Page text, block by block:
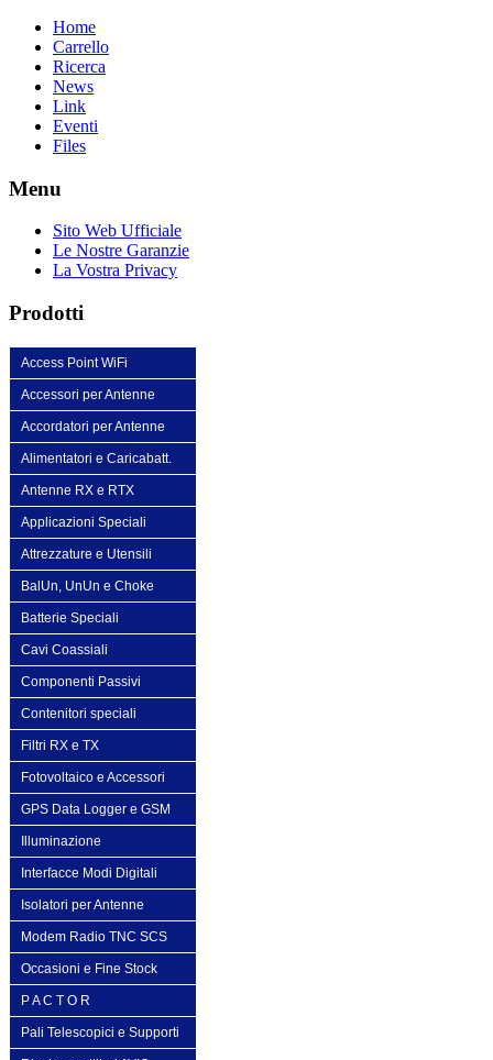
Home
Carrello
Ricerca
News
Link
Eventi
Files
Menu
Sito Web Ufficiale
Le Nostre Garanzie
La Vostra Privacy
Prodotti
Access Point WiFi
Accessori per Antenne
Accordatori per Antenne
Alimentatori e Caricabatt.
Antenne RX e RTX
Applicazioni Speciali
Attrezzature e Utensili
BalUn, UnUn e Choke
Batterie Speciali
Cavi Coassiali
Componenti Passivi
Contenitori speciali
Filtri RX e TX
Fotovoltaico e Accessori
GPS Data Logger e GSM
Illuminazione
Interfacce Modi Digitali
Isolatori per Antenne
Modem Radio TNC SCS
Occasioni e Fine Stock
P A C T O R
Pali Telescopici e Supporti